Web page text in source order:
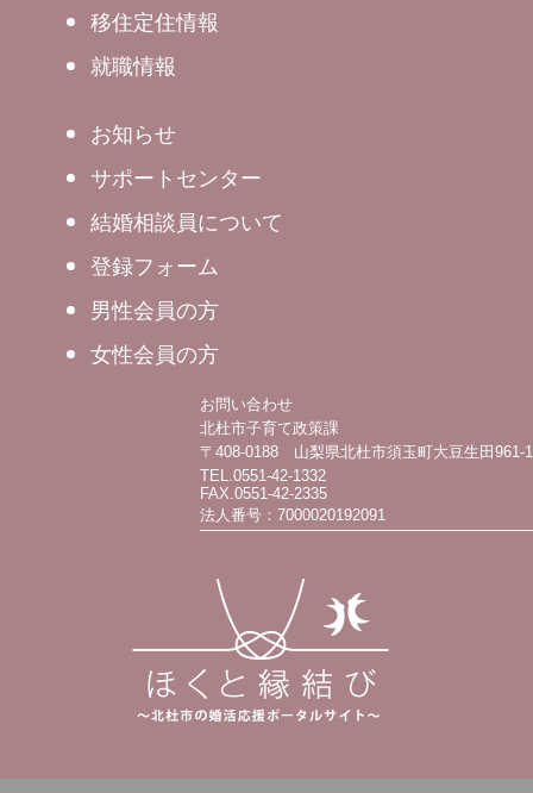
移住定住情報
就職情報
お知らせ
サポートセンター
結婚相談員について
登録フォーム
男性会員の方
女性会員の方
お問い合わせ
北杜市子育て政策課
〒408-0188 山梨県北杜市須玉町大豆生田961-1
TEL.0551-42-1332
FAX.0551-42-2335
法人番号：7000020192091